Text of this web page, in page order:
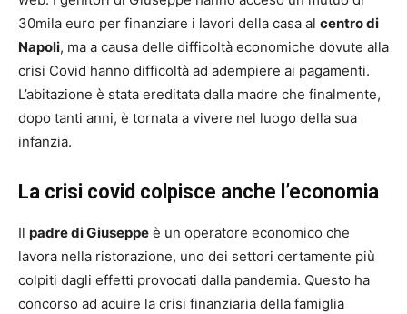
30mila euro per finanziare i lavori della casa al centro di
Napoli, ma a causa delle difficoltà economiche dovute alla
crisi Covid hanno difficoltà ad adempiere ai pagamenti.
L’abitazione è stata ereditata dalla madre che finalmente,
dopo tanti anni, è tornata a vivere nel luogo della sua
infanzia.
La crisi covid colpisce anche l’economia
Il padre di Giuseppe è un operatore economico che
lavora nella ristorazione, uno dei settori certamente più
colpiti dagli effetti provocati dalla pandemia. Questo ha
concorso ad acuire la crisi finanziaria della famiglia